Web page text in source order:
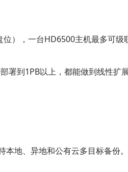
），一台HD6500主机最多可
到1PB以上，都能做到线性扩
地、异地和公有云多目标备份。